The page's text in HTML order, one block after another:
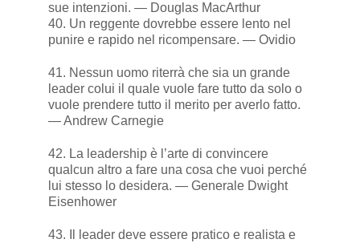
sue intenzioni. — Douglas MacArthur
40. Un reggente dovrebbe essere lento nel
punire e rapido nel ricompensare. — Ovidio
41. Nessun uomo riterrà che sia un grande
leader colui il quale vuole fare tutto da solo o
vuole prendere tutto il merito per averlo fatto.
— Andrew Carnegie
42. La leadership è l’arte di convincere
qualcun altro a fare una cosa che vuoi perché
lui stesso lo desidera. — Generale Dwight
Eisenhower
43. Il leader deve essere pratico e realista e